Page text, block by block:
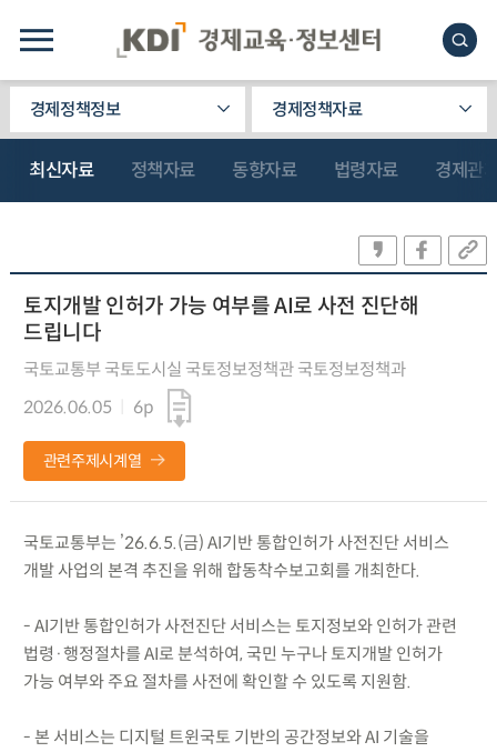
경제정책정보 경제정책자료
최신자료 정책자료 동향자료 법령자료 경제관
토지개발 인허가 가능 여부를 AI로 사전 진단해
드립니다
국토교통부 국토도시실 국토정보정책관 국토정보정책과
2026.06.05
6p
관련주제시계열
국토교통부는 ’26.6.5.(금) AI기반 통합인허가 사전진단 서비스
개발 사업의 본격 추진을 위해 합동착수보고회를 개최한다.
- AI기반 통합인허가 사전진단 서비스는 토지정보와 인허가 관련
법령·행정절차를 AI로 분석하여, 국민 누구나 토지개발 인허가
가능 여부와 주요 절차를 사전에 확인할 수 있도록 지원함.
- 본 서비스는 디지털 트윈국토 기반의 공간정보와 AI 기술을